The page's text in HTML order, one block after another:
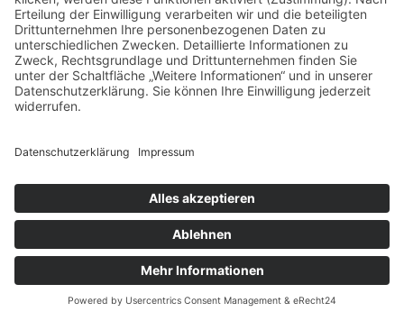
Geolocation
Des Weiteren speichert Usercentrics ein
Cookie in Ihrem Browser, um Ihnen die
zuordnen zu können. Die so erfassten Daten
Löschung auffordern, das Usercentrics-
Cookie selbst löschen oder der Zweck für
die Datenspeicherung entfällt. Zwingende
gesetzliche Aufbewahrungspflichten bleiben
unberührt.